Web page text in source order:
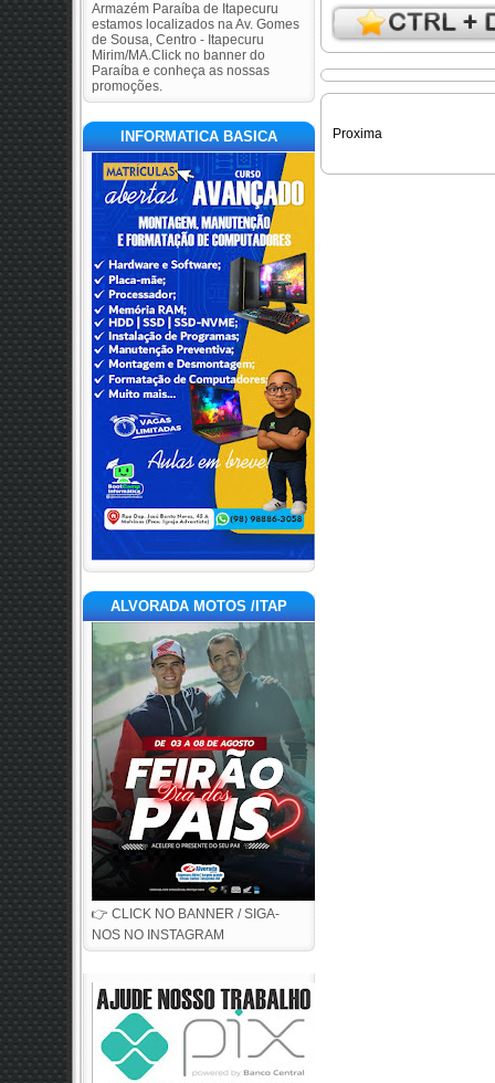
Armazém Paraíba de Itapecuru
estamos localizados na Av. Gomes
de Sousa, Centro - Itapecuru
Mirim/MA.Click no banner do
Paraíba e conheça as nossas
promoções.
INFORMATICA BASICA
ALVORADA MOTOS /ITAP
👉 CLICK NO BANNER / SIGA-
NOS NO INSTAGRAM
Proxima